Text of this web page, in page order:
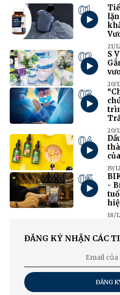
01
21/
02
S
20/
03
20/
04
19/
05
-
18/
ĐĂNG KÝ NHẬN CÁC
ĐĂNG